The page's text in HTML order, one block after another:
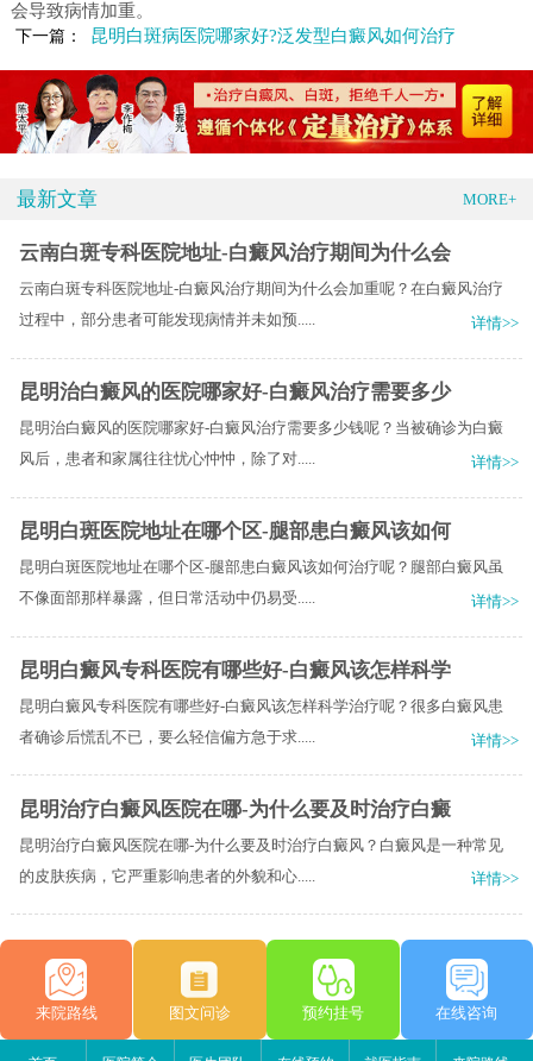
会导致病情加重。
下一篇： 昆明白斑病医院哪家好?泛发型白癜风如何治疗
最新文章 MORE+
云南白斑专科医院地址-白癜风治疗期间为什么会
云南白斑专科医院地址-白癜风治疗期间为什么会加重呢？在白癜风治疗
过程中，部分患者可能发现病情并未如预.....
详情>>
昆明治白癜风的医院哪家好-白癜风治疗需要多少
昆明治白癜风的医院哪家好-白癜风治疗需要多少钱呢？当被确诊为白癜
风后，患者和家属往往忧心忡忡，除了对.....
详情>>
昆明白斑医院地址在哪个区-腿部患白癜风该如何
昆明白斑医院地址在哪个区-腿部患白癜风该如何治疗呢？腿部白癜风虽
不像面部那样暴露，但日常活动中仍易受.....
详情>>
昆明白癜风专科医院有哪些好-白癜风该怎样科学
昆明白癜风专科医院有哪些好-白癜风该怎样科学治疗呢？很多白癜风患
者确诊后慌乱不已，要么轻信偏方急于求.....
详情>>
昆明治疗白癜风医院在哪-为什么要及时治疗白癜
昆明治疗白癜风医院在哪-为什么要及时治疗白癜风？白癜风是一种常见
的皮肤疾病，它严重影响患者的外貌和心.....
详情>>
来院路线 图文问诊 预约挂号 在线咨询